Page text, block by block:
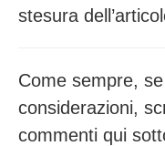
stesura
Come sempre,
considerazioni,
commenti qui